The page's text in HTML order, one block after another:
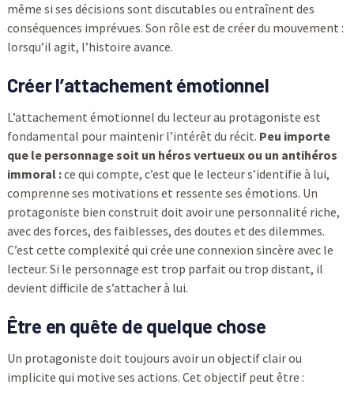
même si ses décisions sont discutables ou entraînent des
conséquences imprévues. Son rôle est de créer du mouvement :
lorsqu’il agit, l’histoire avance.
Créer l’attachement émotionnel
L’attachement émotionnel du lecteur au protagoniste est
fondamental pour maintenir l’intérêt du récit. Peu importe
que le personnage soit un héros vertueux ou un antihéros
immoral :ce qui compte, c’est que le lecteur s’identifie à lui,
comprenne ses motivations et ressente ses émotions. Un
protagoniste bien construit doit avoir une personnalité riche,
avec des forces, des faiblesses, des doutes et des dilemmes.
C’est cette complexité qui crée une connexion sincère avec le
lecteur. Si le personnage est trop parfait ou trop distant, il
devient difficile de s’attacher à lui.
Être en quête de quelque chose
Un protagoniste doit toujours avoir un objectif clair ou
implicite qui motive ses actions. Cet objectif peut être :